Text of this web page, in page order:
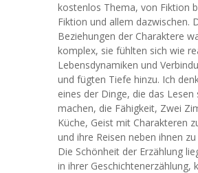
kostenlos Thema, von Fiktion
Fiktion und allem dazwischen.
Beziehungen der Charaktere
komplex, sie fühlten sich wie
Lebensdynamiken und
und fügten Tiefe hinzu. Ich
eines der Dinge, die das Lesen
machen, die Fähigkeit, Zwei
Küche, Geist mit Charakteren
und ihre Reisen neben ihnen
Die Schönheit der Erzählung
in ihrer Geschichtenerzählung,